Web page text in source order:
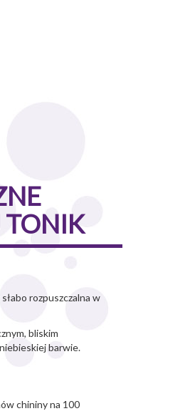
TONIK
rozpuszczalna w
bliskim
barwie.
chininy na 100